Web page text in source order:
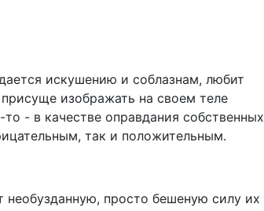
искушению и соблазнам, любит
изображать на своем теле
- в качестве оправдания собственных
так и положительным.
необузданную, просто бешеную силу их